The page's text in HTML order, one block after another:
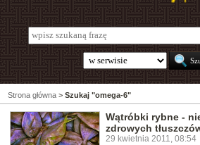
Strona główna > Szukaj "omega-6"
Wątróbki rybne -
zdrowych
29 kwietnia 2011, 08:54